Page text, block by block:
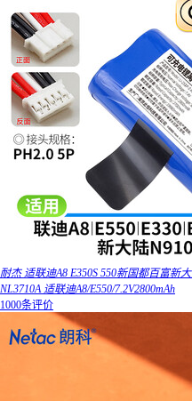
耐杰 适联迪A8 E350S 550新国都百富新
NL3710A 适联迪A8/E550/7.2V2800mAh
1000条评价